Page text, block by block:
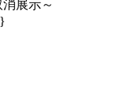
消展示～